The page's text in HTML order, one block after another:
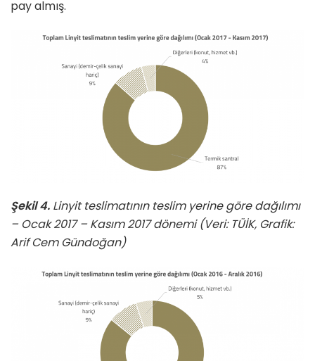
pay almış.
Şekil 4. Linyit teslimatının teslim yerine göre dağılımı
– Ocak 2017 – Kasım 2017 dönemi (Veri: TÜİK, Grafik:
Arif Cem Gündoğan)